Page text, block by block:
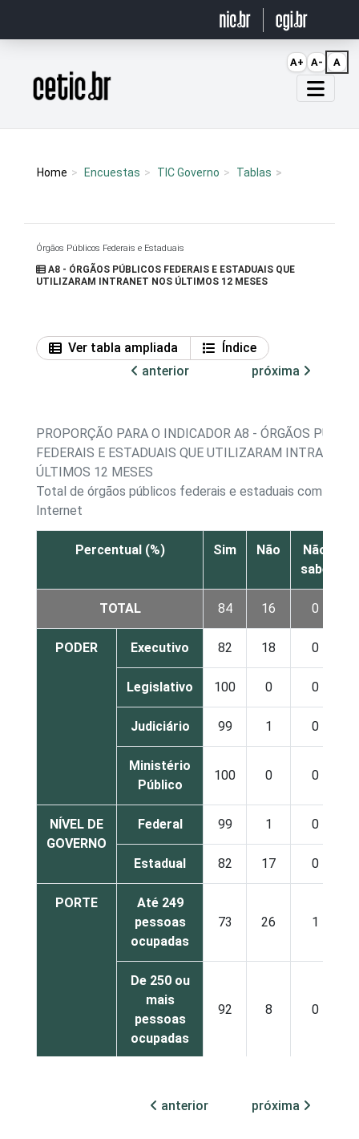
Página inicial
Home Encuestas TIC Governo Tablas
Órgãos Públicos Federais e Estaduais
A8 - ÓRGÃOS PÚBLICOS FEDERAIS E ESTADUAIS QUE
UTILIZARAM INTRANET NOS ÚLTIMOS 12 MESES
Ver tabla ampliada
Índice
anterior
próxima
PROPORÇÃO PARA O INDICADOR A8 - ÓRGÃOS
FEDERAIS E ESTADUAIS QUE UTILIZARAM INTRANET
ÚLTIMOS 12 MESES
Total de órgãos públicos federais e estaduais com
Internet
Percentual (%) Sim Não
Não
sabe
TOTAL 84 16 0
PODER Executivo 82 18 0
Legislativo 100 0 0
Judiciário 99 1 0
Ministério
Público
100 0 0
NÍVEL DE
GOVERNO
Federal 99 1 0
Estadual 82 17 0
PORTE
Até 249
pessoas
ocupadas
73 26 1
De 250 ou
mais
pessoas
ocupadas
92 8 0
declarado
anterior próxima
A+ A- A